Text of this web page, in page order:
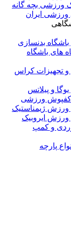
ورزشی بچه گانه
ورزشی ایران
باشگاه بدنسازی
های باشگاه
و تجهیزات کراس
و پیلاتس
کفپوش ورزشی
ورزش ژیمناستیک
ورزش ایروبیک
و کمپ
پارچه